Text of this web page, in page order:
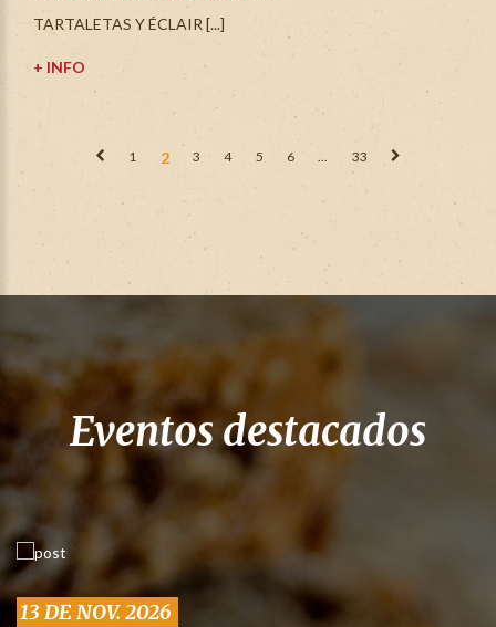
TARTALETAS Y ÉCLAIR [...]
+ INFO
1 2 3 4 5 6 33
Eventos destacados
13 DE NOV. 2026